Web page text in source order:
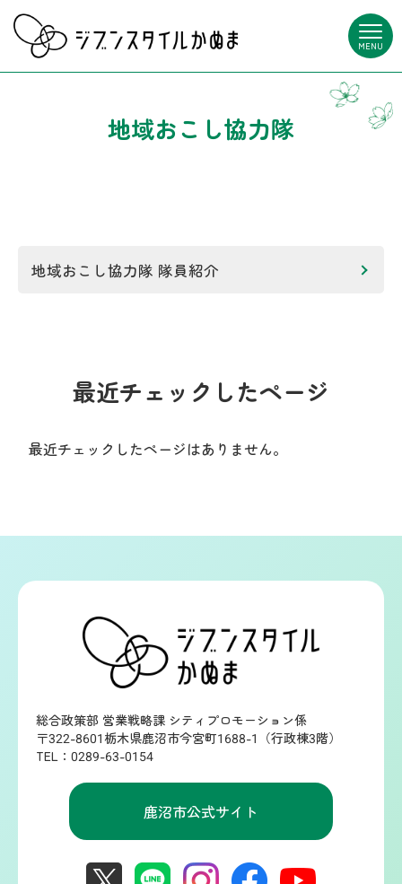
MENU
地域おこし協力隊
地域おこし協力隊 隊員紹介
最近チェックしたページ
最近チェックしたページはありません。
総合政策部 営業戦略課 シティプロモーション係
〒322-8601栃木県鹿沼市今宮町1688-1（行政棟3階）
TEL：0289-63-0154
鹿沼市公式サイト